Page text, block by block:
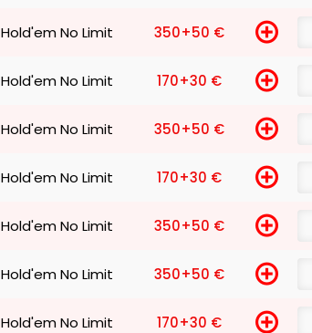
Hold'em No Limit 350+50 €
Hold'em No Limit 170+30 €
Hold'em No Limit 350+50 €
Hold'em No Limit 170+30 €
Hold'em No Limit 350+50 €
Hold'em No Limit 350+50 €
Hold'em No Limit 170+30 €